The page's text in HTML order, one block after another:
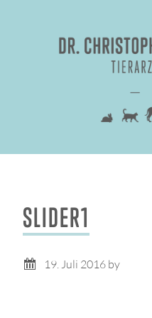
SLIDER1
19. Juli 2016 by